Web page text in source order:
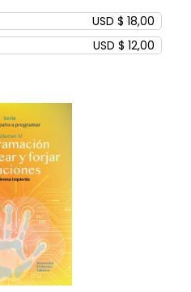
USD $ 18,00
USD $ 12,00